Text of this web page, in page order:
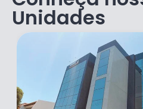
Unidades